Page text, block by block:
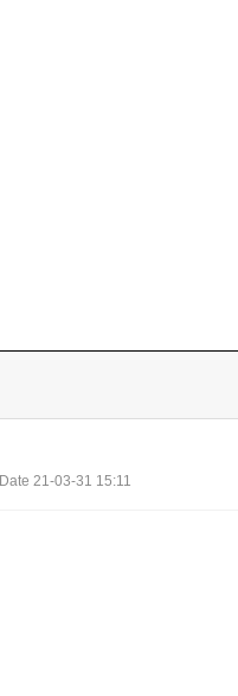
Date 21-03-31 15:11